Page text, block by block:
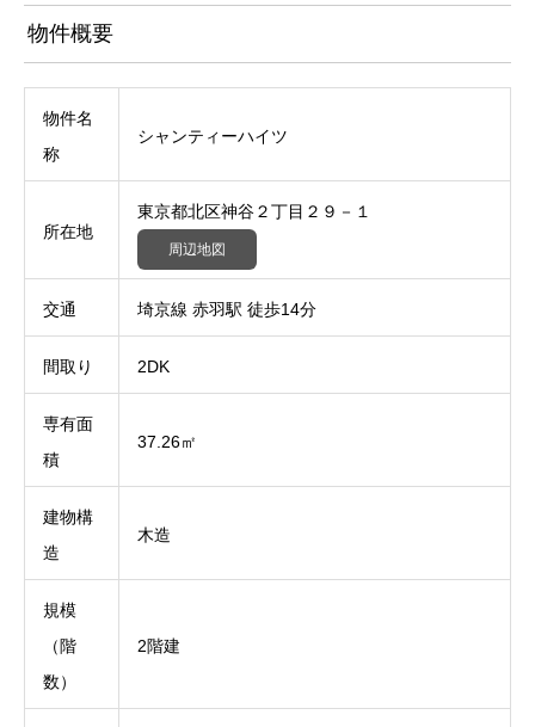
物件概要
物件名
称
シャンティーハイツ
所在地
東京都北区神谷２丁目２９－１
周辺地図
交通 埼京線 赤羽駅 徒歩14分
間取り 2DK
専有面
積
37.26㎡
建物構
造
木造
規模
（階
数）
2階建